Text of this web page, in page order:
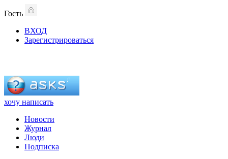
Гость
ВХОД
Зарегистрироваться
хочу написать
Новости
Журнал
Люди
Подписка